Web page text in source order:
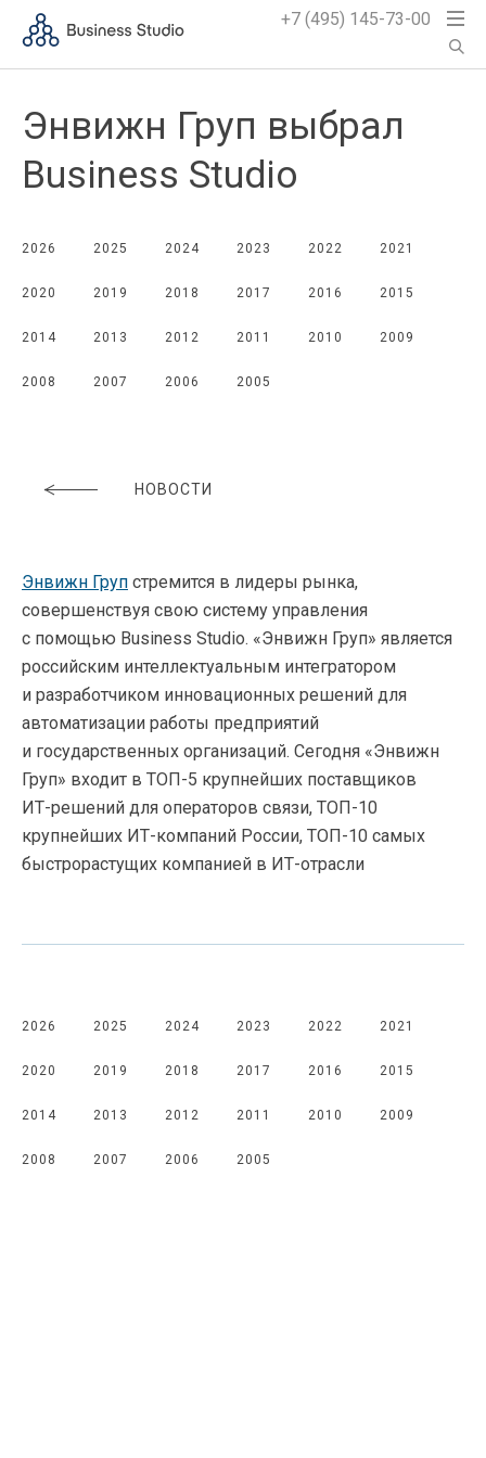
+7 (495) 145-73-00
Энвижн Груп выбрал
Business Studio
2026 2025 2024 2023 2022 2021
2020 2019 2018 2017 2016 2015
2014 2013 2012 2011 2010 2009
2008 2007 2006 2005
НОВОСТИ
Энвижн Груп стремится в лидеры рынка,
совершенствуя свою систему управления
с помощью Business Studio. «Энвижн Груп» является
российским интеллектуальным интегратором
и разработчиком инновационных решений для
автоматизации работы предприятий
и государственных организаций. Сегодня «Энвижн
Груп» входит в ТОП-5 крупнейших поставщиков
ИТ-решений для операторов связи, ТОП-10
крупнейших ИТ-компаний России, ТОП-10 самых
быстрорастущих компанией в ИТ-отрасли
2026 2025 2024 2023 2022 2021
2020 2019 2018 2017 2016 2015
2014 2013 2012 2011 2010 2009
2008 2007 2006 2005